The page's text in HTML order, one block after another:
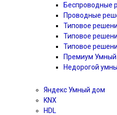
Беспроводные
Проводные
Типовое
Типовое
Типовое
Премиум
Недорогой
Яндекс Умный дом
KNX
HDL